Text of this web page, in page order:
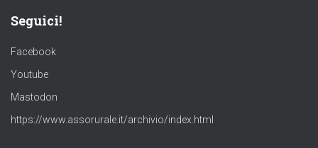
Seguici!
Facebook
Youtube
Mastodon
https://www.assorurale.it/archivio/index.html